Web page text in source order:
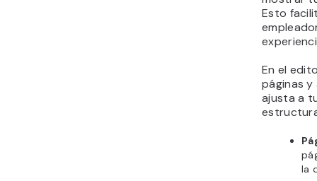
Esto
En el
páginas
ajusta a
la